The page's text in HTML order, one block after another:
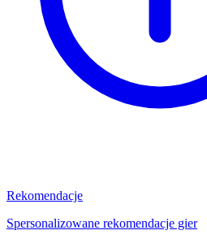
Rekomendacje
Spersonalizowane rekomendacje gier